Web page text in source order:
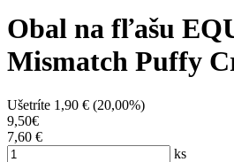
Obal na fľašu
Mismatch Puffy
Ušetríte 1,90 € (20,00%)
9,50€
7,60 €
ks